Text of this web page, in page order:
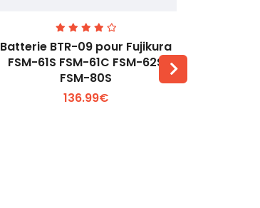
Voir plus +
Batterie BTR-09 pour Fujikura
FSM-61S FSM-61C FSM-62S
FSM-80S
136.99€